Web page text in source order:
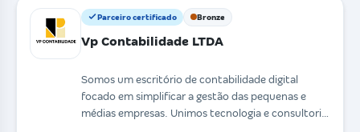
Parceiro certificado Bronze
Vp Contabilidade LTDA
Somos um escritório de contabilidade digital
focado em simplificar a gestão das pequenas e
médias empresas. Unimos tecnologia e consultoria